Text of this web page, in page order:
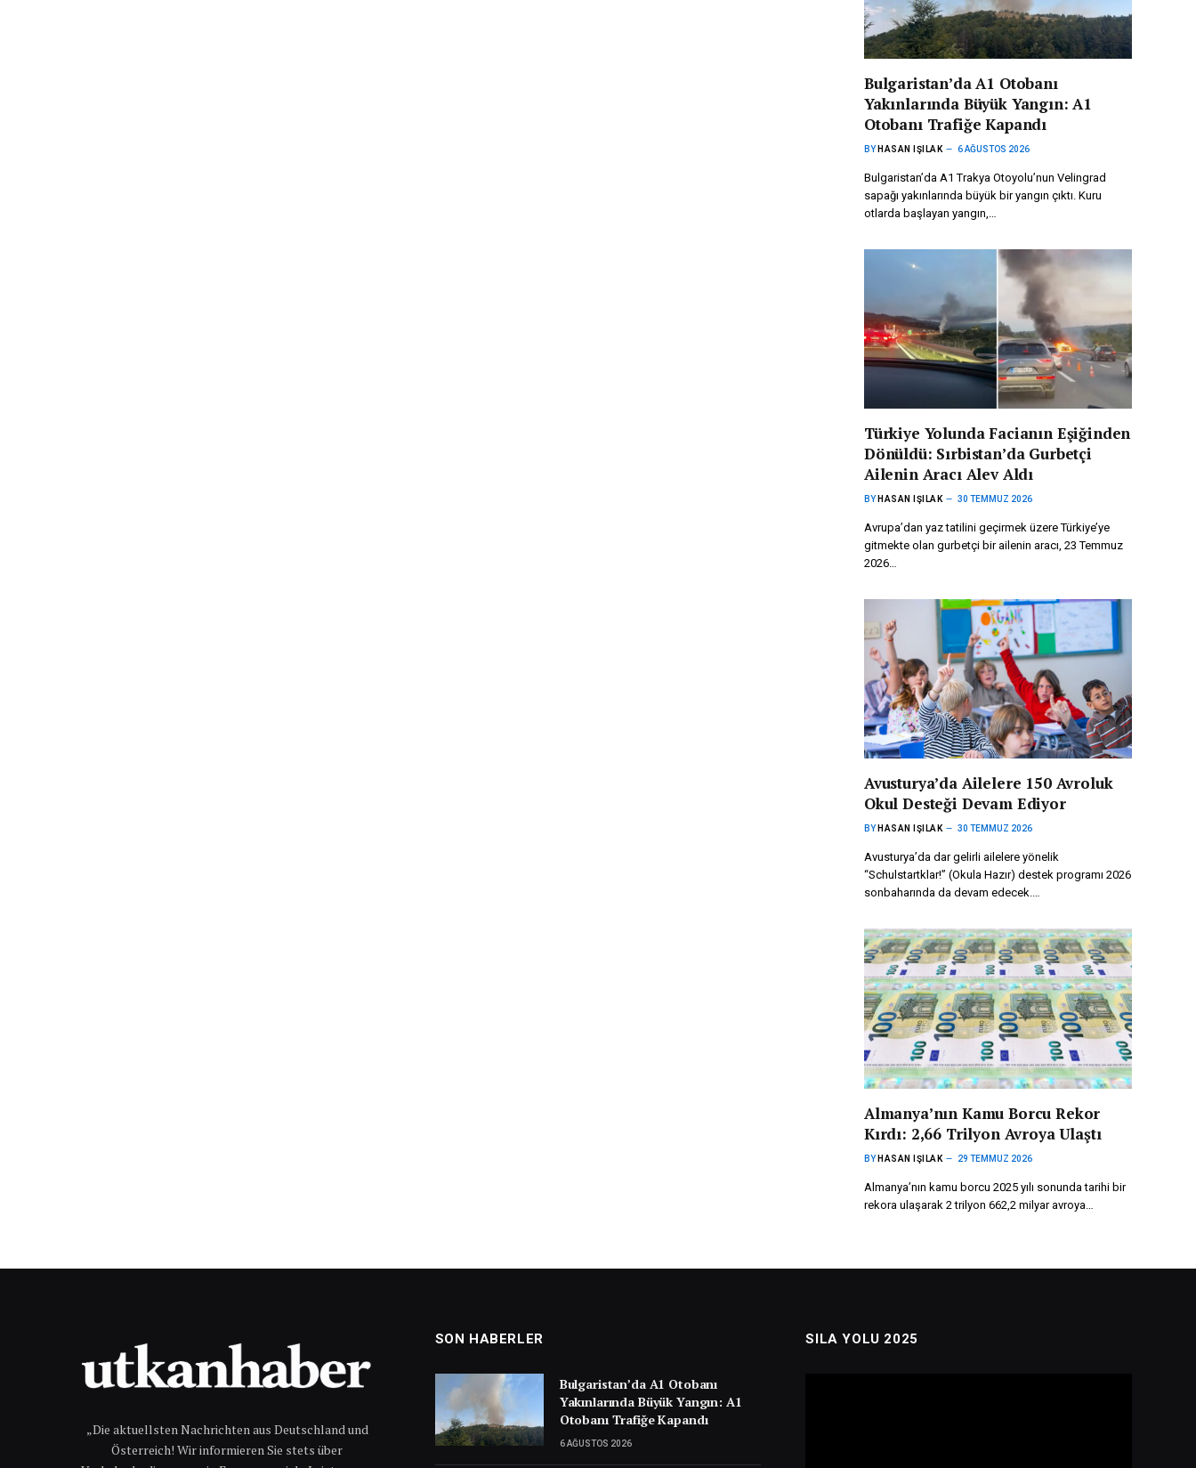
Bulgaristan’da A1 Otobanı
Yakınlarında Büyük Yangın: A1
Otobanı Trafiğe Kapandı
BY HASAN IŞILAK 6 AĞUSTOS 2026
Bulgaristan’da A1 Trakya Otoyolu’nun Velingrad
sapağı yakınlarında büyük bir yangın çıktı. Kuru
otlarda başlayan yangın,…
Türkiye Yolunda Facianın Eşiğinden
Dönüldü: Sırbistan’da Gurbetçi
Ailenin Aracı Alev Aldı
BY HASAN IŞILAK 30 TEMMUZ 2026
Avrupa’dan yaz tatilini geçirmek üzere Türkiye’ye
gitmekte olan gurbetçi bir ailenin aracı, 23 Temmuz
2026…
Avusturya’da Ailelere 150 Avroluk
Okul Desteği Devam Ediyor
BY HASAN IŞILAK 30 TEMMUZ 2026
Avusturya’da dar gelirli ailelere yönelik
“Schulstartklar!” (Okula Hazır) destek programı 2026
sonbaharında da devam edecek.…
Almanya’nın Kamu Borcu Rekor
Kırdı: 2,66 Trilyon Avroya Ulaştı
BY HASAN IŞILAK 29 TEMMUZ 2026
Almanya’nın kamu borcu 2025 yılı sonunda tarihi bir
rekora ulaşarak 2 trilyon 662,2 milyar avroya…
„Die aktuellsten Nachrichten aus Deutschland und
Österreich! Wir informieren Sie stets über
SON HABERLER
Bulgaristan’da A1 Otobanı
Yakınlarında Büyük Yangın: A1
Otobanı Trafiğe Kapandı
6 AĞUSTOS 2026
SILA YOLU 2025